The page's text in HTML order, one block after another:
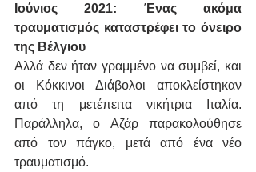
Ιούνιος 2021: Ένας ακόμα
τραυματισμός καταστρέφει το όνειρο
της Βέλγιου
Αλλά δεν ήταν γραμμένο να συμβεί, και
οι Κόκκινοι Διάβολοι αποκλείστηκαν
από τη μετέπειτα νικήτρια Ιταλία.
Παράλληλα, ο Αζάρ παρακολούθησε
από τον πάγκο, μετά από ένα νέο
τραυματισμό.